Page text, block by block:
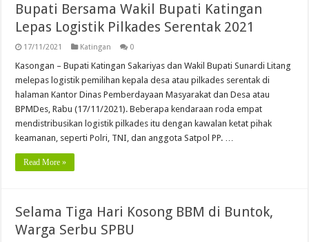
Bupati Bersama Wakil Bupati Katingan
Lepas Logistik Pilkades Serentak 2021
17/11/2021 Katingan 0
Kasongan – Bupati Katingan Sakariyas dan Wakil Bupati Sunardi Litang
melepas logistik pemilihan kepala desa atau pilkades serentak di
halaman Kantor Dinas Pemberdayaan Masyarakat dan Desa atau
BPMDes, Rabu (17/11/2021). Beberapa kendaraan roda empat
mendistribusikan logistik pilkades itu dengan kawalan ketat pihak
keamanan, seperti Polri, TNI, dan anggota Satpol PP. …
Read More »
Selama Tiga Hari Kosong BBM di Buntok,
Warga Serbu SPBU